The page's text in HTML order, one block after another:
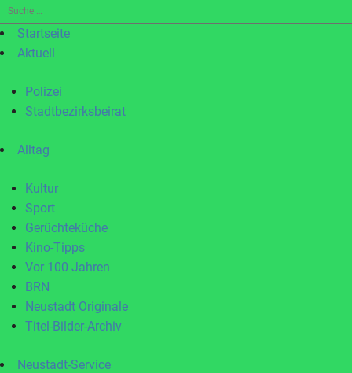
Suche
nach:Startseite
Aktuell
Polizei
Stadtbezirksbeirat
Alltag
Kultur
Sport
Gerüchteküche
Kino-Tipps
Vor 100 Jahren
BRN
Neustadt Originale
Titel-Bilder-Archiv
Neustadt-Service